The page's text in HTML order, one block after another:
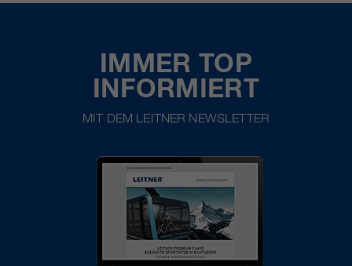
IMMER TOP
INFORMIERT
MIT DEM LEITNER NEWSLETTER